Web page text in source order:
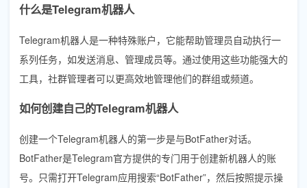
什么是Telegram机器人
Telegram机器人是一种特殊账户，它能帮助管理员自动执行一
系列任务，如发送消息、管理成员等。通过使用这些功能强大的
工具，社群管理者可以更高效地管理他们的群组或频道。
如何创建自己的Telegram机器人
创建一个Telegram机器人的第一步是与BotFather对话。
BotFather是Telegram官方提供的专门用于创建新机器人的账
号。只需打开Telegram应用搜索“BotFather”，然后按照提示操